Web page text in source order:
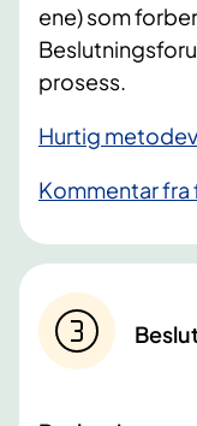
ene) som
prosess.
Hurtig
Kommentar fra